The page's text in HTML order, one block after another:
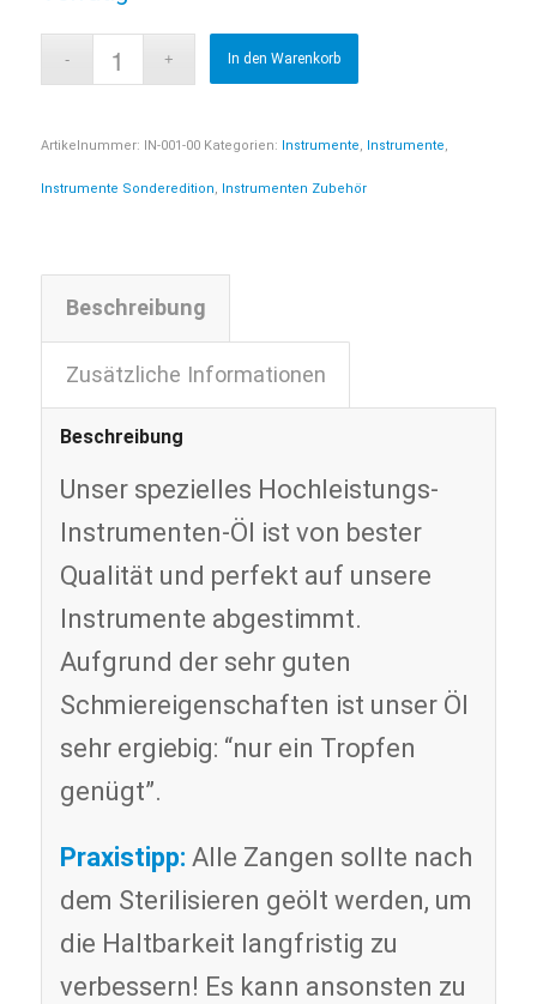
In den Warenkorb
Artikelnummer: IN-001-00 Kategorien: Instrumente, Instrumente,
Instrumente Sonderedition, Instrumenten Zubehör
Beschreibung
Zusätzliche Informationen
Beschreibung
Unser spezielles Hochleistungs-
Instrumenten-Öl ist von bester
Qualität und perfekt auf unsere
Instrumente abgestimmt.
Aufgrund der sehr guten
Schmiereigenschaften ist unser Öl
sehr ergiebig: “nur ein Tropfen
genügt”.
Praxistipp: Alle Zangen sollte nach
dem Sterilisieren geölt werden, um
die Haltbarkeit langfristig zu
verbessern! Es kann ansonsten zu